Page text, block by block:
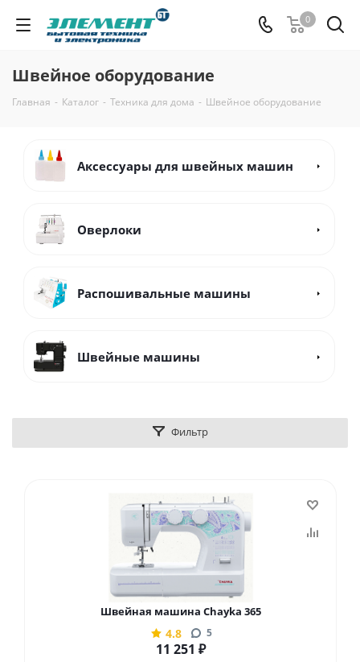
0
Швейное оборудование
Главная - Каталог - Техника для дома - Швейное оборудование
Аксессуары для швейных машин
Оверлоки
Распошивальные машины
Швейные машины
Фильтр
Швейная машина Chayka 365
4.8 5
11 251 ₽